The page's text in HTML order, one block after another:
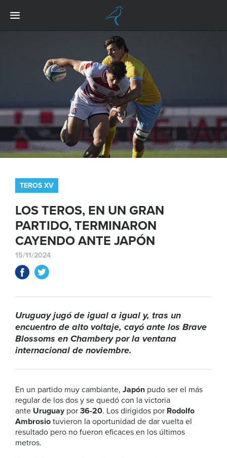
TEROS XV
LOS TEROS, EN UN GRAN
PARTIDO, TERMINARON
CAYENDO ANTE JAPÓN
15/11/2024
Uruguay jugó de igual a igual y, tras un
encuentro de alto voltaje, cayó ante los Brave
Blossoms en Chambery por la ventana
internacional de noviembre.
En un partido muy cambiante, Japón pudo ser el más
regular de los dos y se quedó con la victoria
ante Uruguay por 36-20. Los dirigidos por Rodolfo
Ambrosio tuvieron la oportunidad de dar vuelta el
resultado pero no fueron eficaces en los últimos
metros.